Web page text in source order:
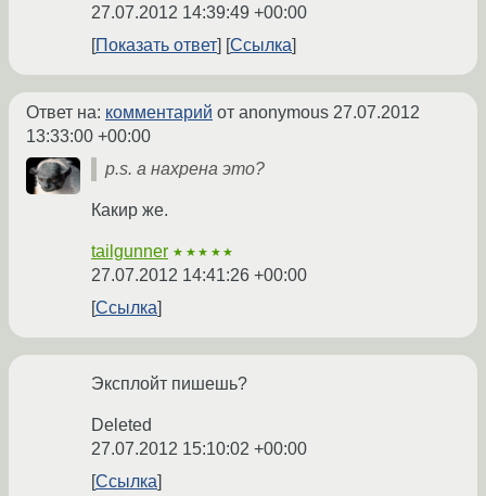
27.07.2012 14:39:49 +00:00
Показать ответ
Ссылка
Ответ на: комментарий от anonymous 27.07.2012
13:33:00 +00:00
p.s. а нахрена это?
Какир же.
tailgunner ★★★★★
27.07.2012 14:41:26 +00:00
Ссылка
Эксплойт пишешь?
Deleted
27.07.2012 15:10:02 +00:00
Ссылка